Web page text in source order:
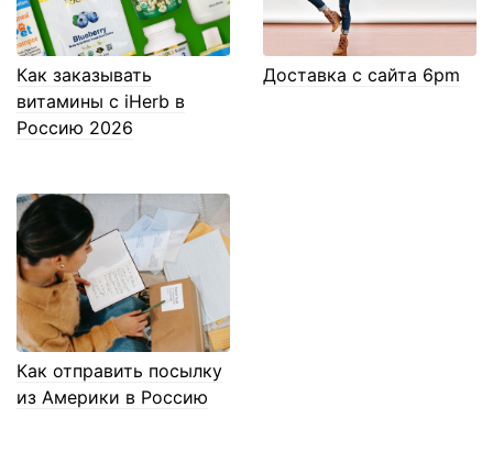
Как заказывать
витамины с iHerb в
Россию 2026
Доставка с сайта 6pm
Как отправить посылку
из Америки в Россию